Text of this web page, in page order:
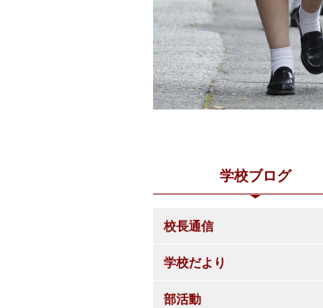
学校ブログ
校長通信
学校だより
部活動